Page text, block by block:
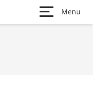
Menu